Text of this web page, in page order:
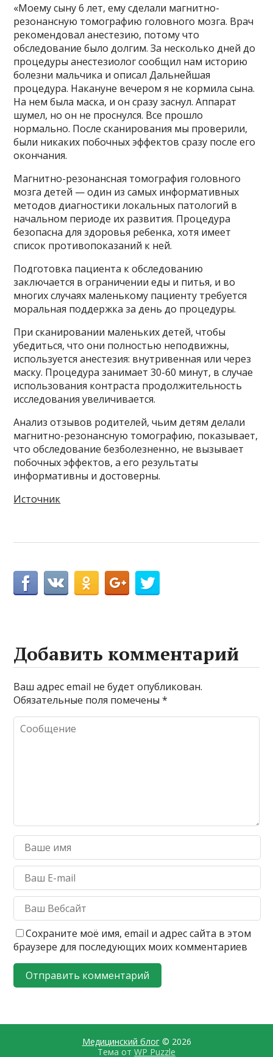
«Моему сыну 6 лет, ему сделали магнитно-
резонансную томографию головного мозга. Врач
рекомендовал анестезию, потому что
обследование было долгим. За несколько дней до
процедуры анестезиолог сообщил нам историю
болезни мальчика и описал Дальнейшая
процедура. Накануне вечером я не кормила сына.
На нем была маска, и он сразу заснул. Аппарат
шумел, но он не проснулся. Все прошло
нормально. После сканирования мы проверили,
были никаких побочных эффектов сразу после его
окончания.
Магнитно-резонансная томография головного
мозга детей — один из самых информативных
методов диагностики локальных патологий в
начальном периоде их развития. Процедура
безопасна для здоровья ребенка, хотя имеет
список противопоказаний к ней.
Подготовка пациента к обследованию
заключается в ограничении еды и питья, и во
многих случаях маленькому пациенту требуется
моральная поддержка за день до процедуры.
При сканировании маленьких детей, чтобы
убедиться, что они полностью неподвижны,
используется анестезия: внутривенная или через
маску. Процедура занимает 30-60 минут, в случае
использования контраста продолжительность
исследования увеличивается.
Анализ отзывов родителей, чьим детям делали
магнитно-резонансную томографию, показывает,
что обследование безболезненно, не вызывает
побочных эффектов, а его результаты
информативны и достоверны.
Источник
Добавить комментарий
Ваш адрес email не будет опубликован.
Обязательные поля помечены*
Сохраните моё имя, email и адрес сайта в этом
браузере для последующих моих комментариев
Медицинский блог© 2026
Тема от WP Puzzle